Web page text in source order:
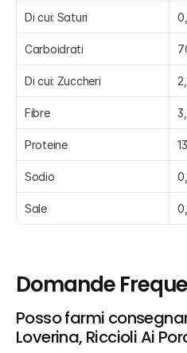
Di cui: Saturi
Carboidrati
Di cui: Zuccheri
Fibre
Proteine
Sodio
Sale
Domande
Posso farmi
Loverina, Riccioli Ai